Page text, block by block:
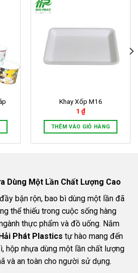
Khay Xốp M16
1 ₫
THÊM VÀO GIỎ HÀNG
Dùng Một Lần Chất Lượng Cao
bận rộn, bao bì dùng một lần đã
thể thiếu trong cuộc sống hàng
thực phẩm và đồ uống. Nắm
Hải Phát Plastics tự hào mang đến
hộp nhựa dùng một lần chất lượng
và an toàn cho người sử dụng.